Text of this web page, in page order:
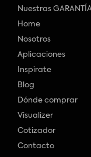
Nuestras
Home
Nosotros
Aplicaciones
Inspirate
Blog
Dónde comprar
Visualizer
Cotizador
Contacto